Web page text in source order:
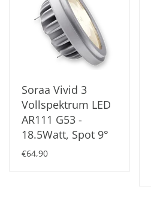
Soraa Vivid 3
Vollspektrum LED
AR111 G53 -
18.5Watt, Spot 9°
€64,90